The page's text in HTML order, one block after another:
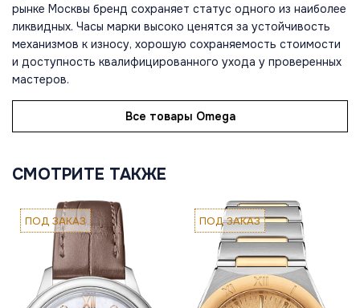
рынке Москвы бренд сохраняет статус одного из наиболее
ликвидных. Часы марки высоко ценятся за устойчивость
механизмов к износу, хорошую сохраняемость стоимости
и доступность квалифицированного ухода у проверенных
мастеров.
Все товары Omega
СМОТРИТЕ ТАКЖЕ
ПОД ЗАКАЗ ПОД ЗАКАЗ